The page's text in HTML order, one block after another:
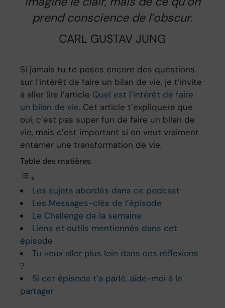
prend conscience de l’obscur.
CARL GUSTAV JUNG
Si jamais tu te poses encore des questions
sur l’intérêt de faire un bilan de vie, je t’invite
à aller lire l’article Quel est l’intérêt de faire
un bilan de vie. Cet article t’expliquera que
oui, c’est pas super fun de faire un bilan de
vie, mais c’est important si on veut vraiment
entamer une transformation de vie.
Table des matières
Les sujets abordés dans ce podcast
Les Messages-clés de l’épisode
Le Challenge de la semaine
Liens et outils mentionnés dans cet
épisode
Tu veux aller plus loin dans ces réflexions
?
Si cet épisode t’a parlé, aide-moi à le
partager